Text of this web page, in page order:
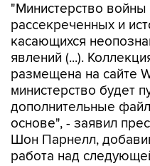
"Министерство войны
рассекреченных и
касающихся
явлений (...).
размещена на сайте
министерство будет
дополнительные
основе", - заявил
Шон Парнелл,
работа над